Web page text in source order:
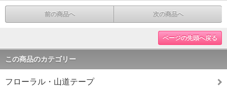
前の商品へ 次の商品へ
ページの先頭へ戻る
この商品のカテゴリー
フローラル・山道テープ